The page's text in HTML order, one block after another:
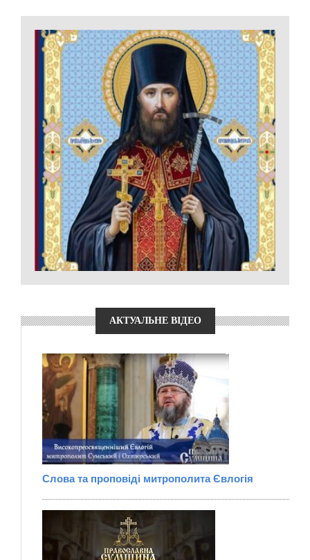
АКТУАЛЬНЕ ВІДЕО
Слова та проповіді митрополита Євлогія